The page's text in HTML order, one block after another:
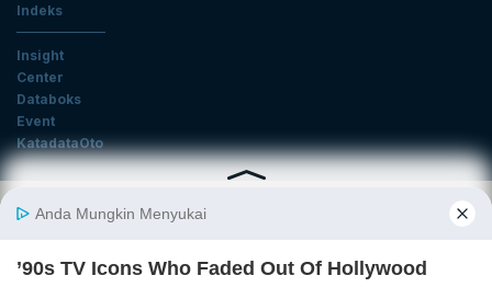
Indeks
Insight
Center
Databoks
Event
KatadataOto
Langganan Newsletter